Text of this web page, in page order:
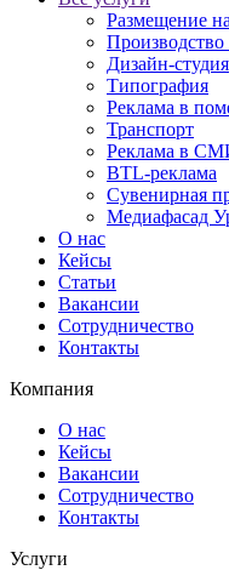
Размещение
Дизайн-студия
Типография
Реклама в
Транспорт
Реклама в
BTL-реклама
Сувенирная
Медиафасад
О нас
Кейсы
Статьи
Вакансии
Сотрудничество
Контакты
Компания
О нас
Кейсы
Вакансии
Сотрудничество
Контакты
Услуги